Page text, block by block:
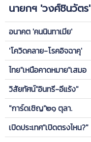
นายกฯ 'วงศ์ชินวัตร'
อนาคต 'คนนินทาเมีย'
'โควิดคลาย-โรคอิจฉาคุ'
ไทย"เหนือคาดหมาย"เสมอ
วิสัยทัศน์"อินทรี-อีแร้ง"
"การ์ดเชิญ"๒๑ ตุลา.
เปิดประเทศ"เปิดตรงไหน?"